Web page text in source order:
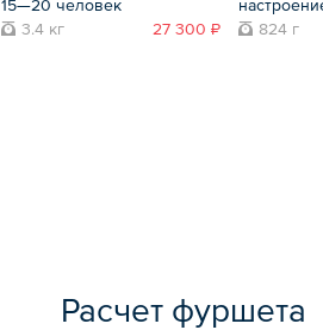
15—20 человек
3.4 кг
27 300 ₽
824 г
Расчет фуршета